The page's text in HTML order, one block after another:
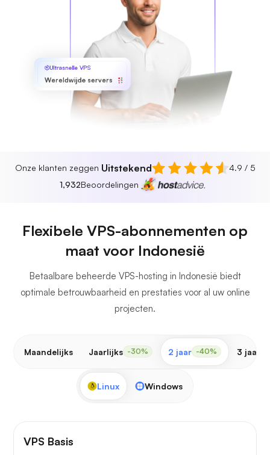
Ultrasnelle VPS
Wereldwijde servers
Onze klanten zeggen Uitstekend
4.9 / 5
1,932Beoordelingen
Flexibele VPS-abonnementen op
maat voor Indonesië
Betaalbare beheerde VPS-hosting in Indonesië biedt
optimale betrouwbaarheid en prestaties voor al uw online
projecten.
Maandelijks Jaarlijks -30% 2 jaar -40% 3 jaar
Linux Windows
VPS Basis